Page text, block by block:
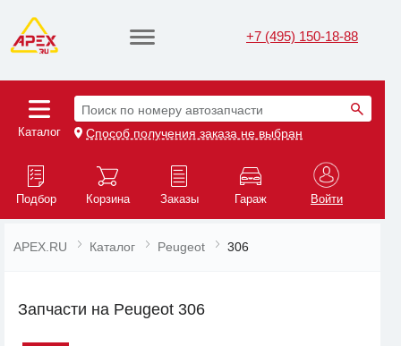
+7 (495) 150-18-88
Каталог
Поиск по номеру автозапчасти
Способ получения заказа не выбран
Подбор Корзина Заказы Гараж Войти
APEX.RU Каталог Peugeot 306
Запчасти на Peugeot 306